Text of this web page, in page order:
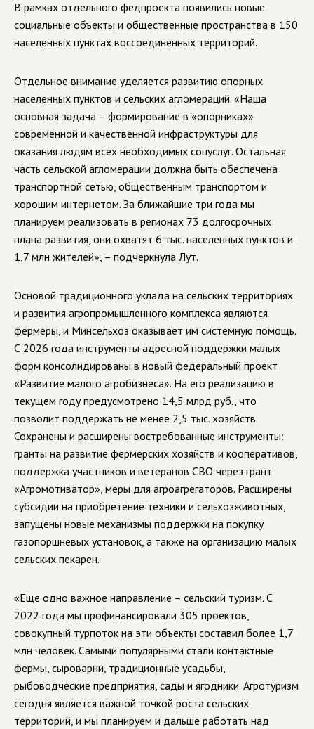
В рамках отдельного федпроекта появились новые
социальные объекты и общественные пространства в 150
населенных пунктах воссоединенных территорий.
Отдельное внимание уделяется развитию опорных
населенных пунктов и сельских агломераций. «Наша
основная задача – формирование в «опорниках»
современной и качественной инфраструктуры для
оказания людям всех необходимых соцуслуг. Остальная
часть сельской агломерации должна быть обеспечена
транспортной сетью, общественным транспортом и
хорошим интернетом. За ближайшие три года мы
планируем реализовать в регионах 73 долгосрочных
плана развития, они охватят 6 тыс. населенных пунктов и
1,7 млн жителей», – подчеркнула Лут.
Основой традиционного уклада на сельских территориях
и развития агропромышленного комплекса являются
фермеры, и Минсельхоз оказывает им системную помощь.
С 2026 года инструменты адресной поддержки малых
форм консолидированы в новый федеральный проект
«Развитие малого агробизнеса». На его реализацию в
текущем году предусмотрено 14,5 млрд руб., что
позволит поддержать не менее 2,5 тыс. хозяйств.
Сохранены и расширены востребованные инструменты:
гранты на развитие фермерских хозяйств и кооперативов,
поддержка участников и ветеранов СВО через грант
«Агромотиватор», меры для агроагрегаторов. Расширены
субсидии на приобретение техники и сельхозживотных,
запущены новые механизмы поддержки на покупку
газопоршневых установок, а также на организацию малых
сельских пекарен.
«Еще одно важное направление – сельский туризм. С
2022 года мы профинансировали 305 проектов,
совокупный турпоток на эти объекты составил более 1,7
млн человек. Самыми популярными стали контактные
фермы, сыроварни, традиционные усадьбы,
рыбоводческие предприятия, сады и ягодники. Агротуризм
сегодня является важной точкой роста сельских
территорий, и мы планируем и дальше работать над